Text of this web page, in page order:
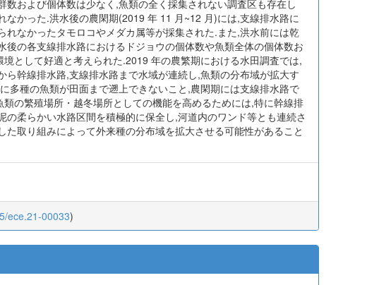
生息状況調査を 2018 年および 2019 年に実施した.また,台風 19
おける魚類の生息地としての問題点および今後の配慮方針につい
および個体数は少なく,魚類の全く採集されない調査区も存在し
かった.洪水後の農閑期(2019 年 11 月~12 月)には,支線排水路に
なかったタモロコやメダカ属等が採集された.また,洪水前には乾
の各支線排水路におけるドジョウの個体数や魚類全体の個体数お
として好適と考えられた.2019 年の農繁期における水田調査では,
幹線排水路,支線排水路まで水域が連続し,魚類の分布域が拡大す
多種の魚類が田面まで遡上できないこと,農閑期には支線排水路で
の繁殖場所・越冬場所としての機能を高めるためには,特に幹線排
取り組みによって外来種の分布域を拡大させる可能性があること
ece.21-00033